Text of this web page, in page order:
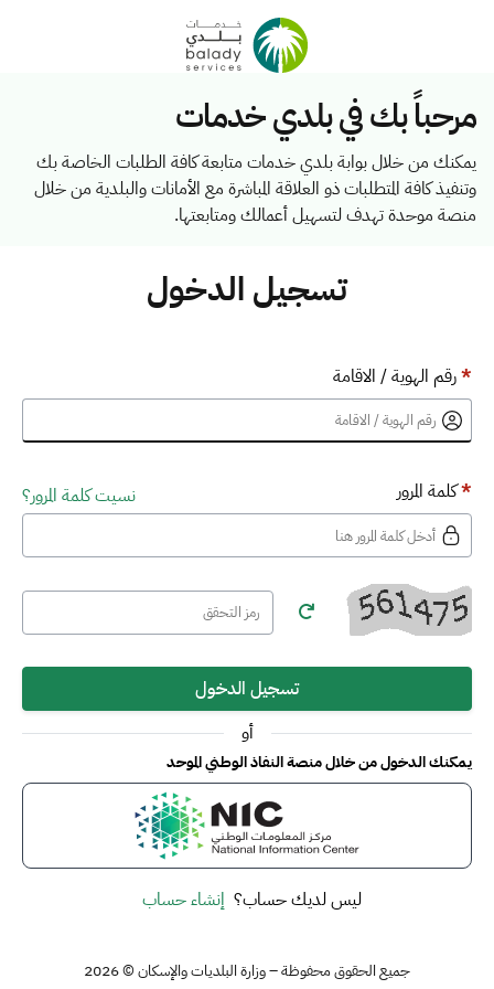
مرحباً بك في بلدي خدمات
يمكنك من خلال بوابة بلدي خدمات متابعة كافة الطلبات الخاصة بك
وتنفيذ كافة المتطلبات ذو العلاقة المباشرة مع الأمانات والبلدية من خلال
منصة موحدة تهدف لتسهيل أعمالك ومتابعتها.
تسجيل الدخول
*رقم الهوية / الاقامة
*كلمة المرور نسيت كلمة المرور؟
تسجيل الدخول
أو
يمكنك الدخول من خلال منصة النفاذ الوطني الموحد
ليس لديك حساب؟ إنشاء حساب
جميع الحقوق محفوظة – وزارة البلديات والإسكان © 2026